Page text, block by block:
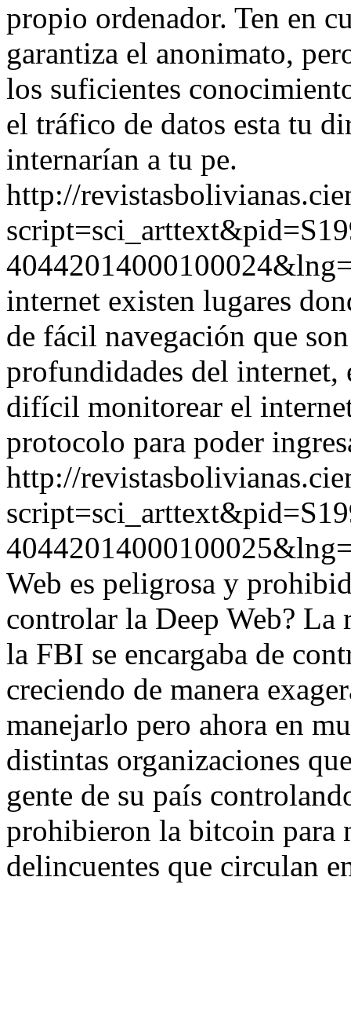
propio ordenador. Ten en
garantiza el anonimato,
los suficientes
el tráfico de datos esta tu
internarían a tu pe.
http://
internet existen lugares
de fácil navegación que
profundidades del internet,
difícil monitorear el
protocolo para poder
http://
Web es peligrosa y
controlar la Deep Web? La
la FBI se encargaba de
creciendo de manera
manejarlo pero ahora en
distintas organizaciones
gente de su país
prohibieron la bitcoin para
delincuentes que circulan